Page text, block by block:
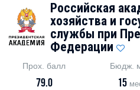
Российская
хозяйства и
службы при
Федерации
Прох. балл
79.0
Бюдж.
15